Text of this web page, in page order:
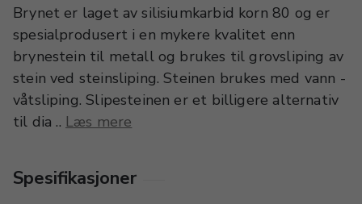
Brynet er laget av silisiumkarbid korn 80 og er
spesialprodusert i en mykere kvalitet enn
brynestein til metall og brukes til grovsliping av
stein ved steinsliping. Steinen brukes med vann -
våtsliping. Slipesteinen er et billigere alternativ
til dia .. Læs mere
Spesifikasjoner